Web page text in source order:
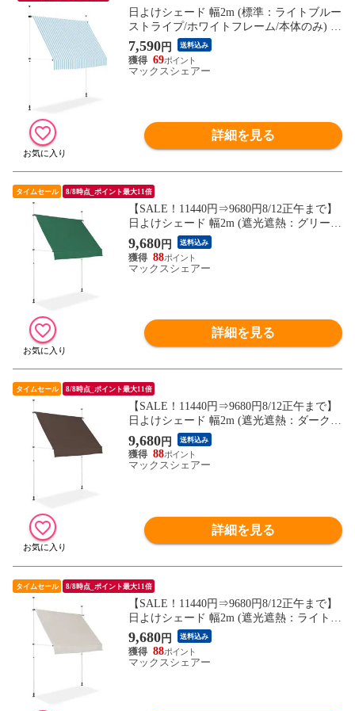
日よけシェード 幅2m (標準：ライトブルー
ストライプ/ホワイトフレーム/本体のみ) つ
っぱり式 巻き上げ オーニング UVカット
撥水 サンシェード 折りたたみ 目隠し 物干
し つっぱり日よけスクリーン 突っ張り棒
7,590円 送料込み
69
マックスシェアー
詳細を見る
タイムセール 8/8時点_ポイント最大11倍
【SALE！11440円⇒9680円8/12正午まで】
日よけシェード 幅2m (遮光遮熱：グリー
ン/ホワイトフレーム/本体のみ) つっぱり式
巻き上げ オーニング UVカット 撥水 サン
シェード 折りたたみ 目隠し 物干し つっぱ
9,680円 送料込み
88
マックスシェアー
詳細を見る
タイムセール 8/8時点_ポイント最大11倍
【SALE！11440円⇒9680円8/12正午まで】
日よけシェード 幅2m (遮光遮熱：ダークブ
ラウン/ホワイトフレーム/本体のみ) つっぱ
り式 巻き上げ オーニング UVカット 撥水
サンシェード 折りたたみ 目隠し 物干し つ
9,680円 送料込み
88
マックスシェアー
詳細を見る
タイムセール 8/8時点_ポイント最大11倍
【SALE！11440円⇒9680円8/12正午まで】
日よけシェード 幅2m (遮光遮熱：ライトベ
ージュ/ホワイトフレーム/本体のみ) つっぱ
り式 巻き上げ オーニング UVカット 撥水
サンシェード 折りたたみ 目隠し 物干し つ
9,680円 送料込み
88
マックスシェアー